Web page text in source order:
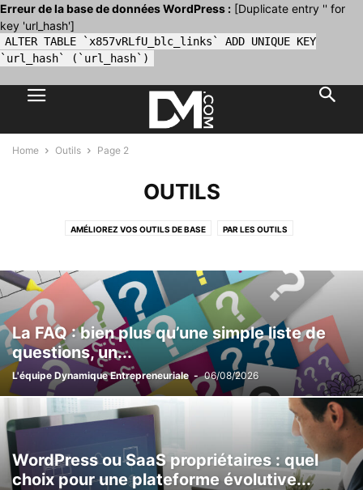
Erreur de la base de données WordPress : [Duplicate entry '' for
key 'url_hash']
ALTER TABLE `x857vRLfU_blc_links` ADD UNIQUE KEY
`url_hash` (`url_hash`)
Home Outils Page 2
OUTILS
AMÉLIOREZ VOS OUTILS DE BASE PAR LES OUTILS
La FAQ : bien plus qu’une simple liste de
questions, un...
L'équipe Dynamique Entrepreneuriale - 06/08/2026
WordPress ou SaaS propriétaires : quel
choix pour une plateforme évolutive...